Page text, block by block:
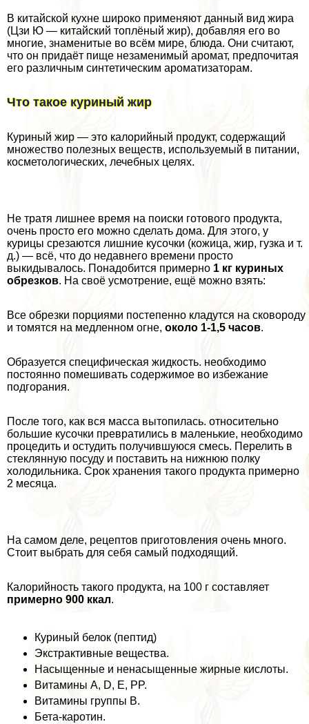
В китайской кухне широко применяют данный вид жира
(Цзи Ю — китайский топлёный жир), добавляя его во
многие, знаменитые во всём мире, блюда. Они считают,
что он придаёт пище незаменимый аромат, предпочитая
его различным синтетическим ароматизаторам.
Что такое куриный жир
Куриный жир — это калорийный продукт, содержащий
множество полезных веществ, используемый в питании,
косметологических, лечебных целях.
Не тратя лишнее время на поиски готового продукта,
очень просто его можно сделать дома. Для этого, у
курицы срезаются лишние кусочки (кожица, жир, гузка и т.
д.) — всё, что до недавнего времени просто
выкидывалось. Понадобится примерно 1 кг куриных
обрезков. На своё усмотрение, ещё можно взять:
Все обрезки порциями постепенно кладутся на сковороду
и томятся на медленном огне, около 1-1,5 часов.
Образуется специфическая жидкость. необходимо
постоянно помешивать содержимое во избежание
подгорания.
После того, как вся масса вытопилась. относительно
большие кусочки превратились в маленькие, необходимо
процедить и остудить получившуюся смесь. Перелить в
стеклянную посуду и поставить на нижнюю полку
холодильника. Срок хранения такого продукта примерно
2 месяца.
На самом деле, рецептов приготовления очень много.
Стоит выбрать для себя самый подходящий.
Калорийность такого продукта, на 100 г составляет
примерно 900 ккал.
Куриный белок (пептид)
Экстpaктивные вещества.
Насыщенные и ненасыщенные жирные кислоты.
Витамины А, D, E, PP.
Витамины группы B.
Бета-каротин.